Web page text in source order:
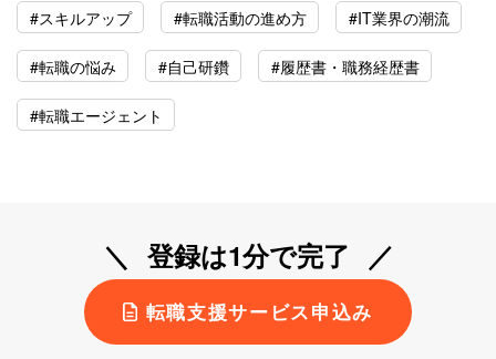
#スキルアップ #転職活動の進め方 #IT業界の潮流
#転職の悩み #自己研鑽 #履歴書・職務経歴書
#転職エージェント
登録は1分で完了
転職支援サービス申込み